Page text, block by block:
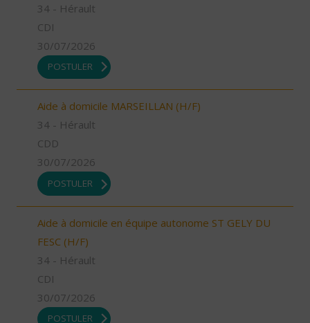
34 - Hérault
CDI
30/07/2026
POSTULER
Aide à domicile MARSEILLAN (H/F)
34 - Hérault
CDD
30/07/2026
POSTULER
Aide à domicile en équipe autonome ST GELY DU
FESC (H/F)
34 - Hérault
CDI
30/07/2026
POSTULER